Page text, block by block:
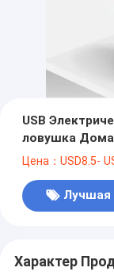
USB
ловушка
насекомых
Цена：USD8.5-
Лучшая
Характер